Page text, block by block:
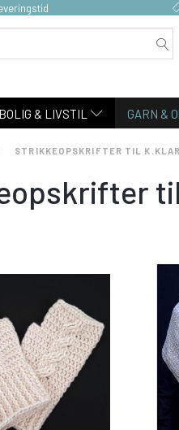
BOLIG & LIVSTIL GARN &
STRIKKEOPSKRIFTER TIL